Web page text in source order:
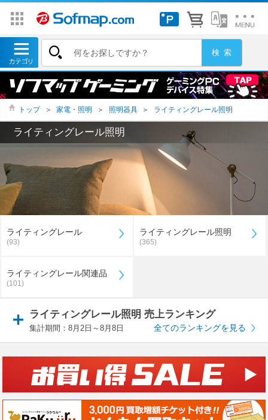
トップ ＞ 家電・照明 ＞ 照明器具 ＞ ライティングレール照明
ライティングレール照明
ライティングレール
(93)
ライティングレール照明
(365)
ライティングレール関連品
(101)
ライティングレール照明 売上ランキング
集計期間：8月2日～8月8日 全てのランキングを見る